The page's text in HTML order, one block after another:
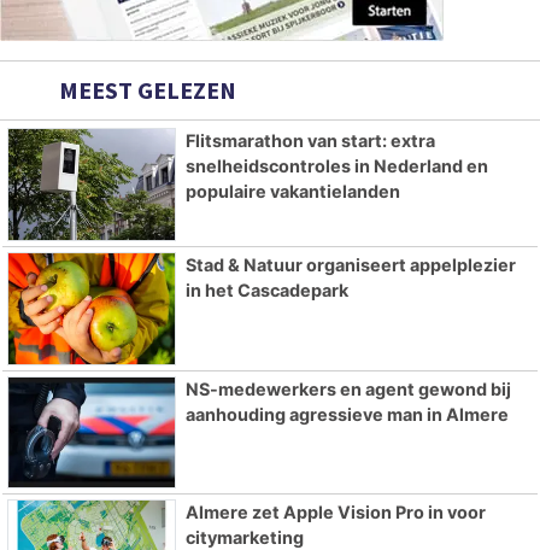
MEEST GELEZEN
Flitsmarathon van start: extra
snelheidscontroles in Nederland en
populaire vakantielanden
Stad & Natuur organiseert appelplezier
in het Cascadepark
NS-medewerkers en agent gewond bij
aanhouding agressieve man in Almere
Almere zet Apple Vision Pro in voor
citymarketing